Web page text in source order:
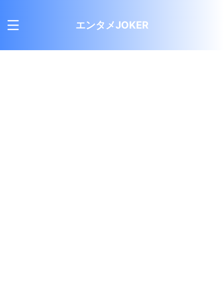
エンタメJOKER